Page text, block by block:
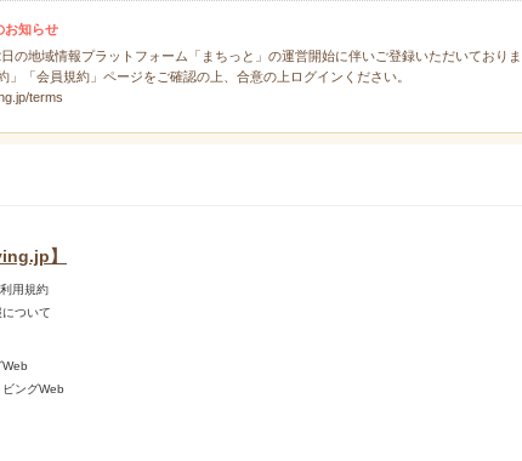
お知らせ
の地域情報プラットフォーム「まちっと」の運営開始に伴いご登録いただいており
」「会員規約」ページをご確認の上、合意の上ログインください。
terms
】
用規約
ついて
Web
ビングWeb